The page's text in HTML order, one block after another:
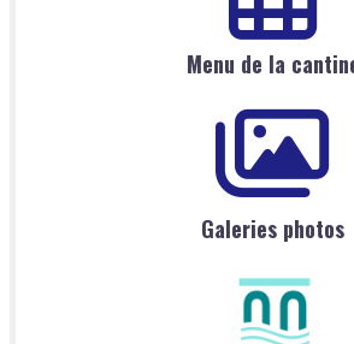
Menu de la
Galeries photos